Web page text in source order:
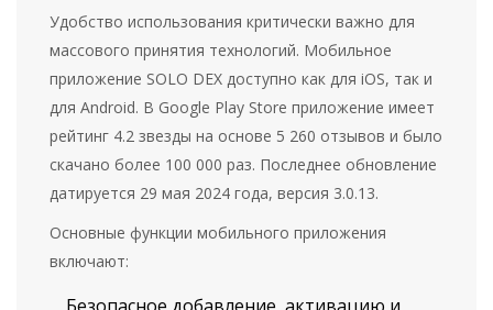
Удобство использования критически важно для
массового принятия технологий. Мобильное
приложение SOLO DEX доступно как для iOS, так и
для Android. В Google Play Store приложение имеет
рейтинг 4.2 звезды на основе 5 260 отзывов и было
скачано более 100 000 раз. Последнее обновление
датируется 29 мая 2024 года, версия 3.0.13.
Основные функции мобильного приложения
включают: